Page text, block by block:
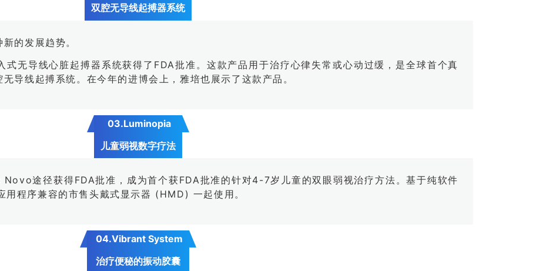
双腔无导线起搏器系统
的发展趋势。
无导线心脏起搏器系统获得了FDA批准。这款产品用于治疗心律失常或心动过缓，是全球首个真
导线起搏系统。在今年的进博会上，雅培也展示了这款产品。
03.Luminopia
儿童弱视数字疗法
途径获得FDA批准，成为首个获FDA批准的针对4-7岁儿童的双眼弱视治疗方法。基于纯软件
程序兼容的市售头戴式显示器 (HMD) 一起使用。
04.Vibrant System
治疗便秘的振动胶囊